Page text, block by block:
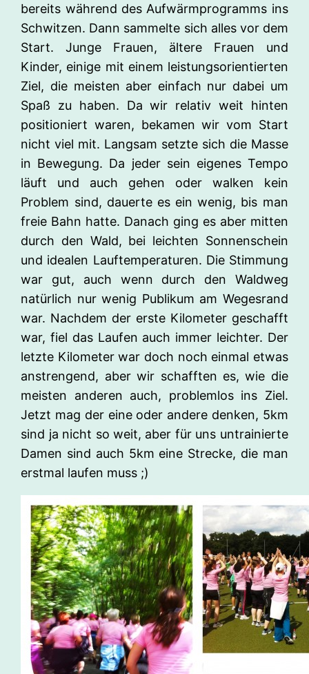
bereits während des Aufwärmprogramms ins
Schwitzen. Dann sammelte sich alles vor dem
Start. Junge Frauen, ältere Frauen und
Kinder, einige mit einem leistungsorientierten
Ziel, die meisten aber einfach nur dabei um
Spaß zu haben. Da wir relativ weit hinten
positioniert waren, bekamen wir vom Start
nicht viel mit. Langsam setzte sich die Masse
in Bewegung. Da jeder sein eigenes Tempo
läuft und auch gehen oder walken kein
Problem sind, dauerte es ein wenig, bis man
freie Bahn hatte. Danach ging es aber mitten
durch den Wald, bei leichten Sonnenschein
und idealen Lauftemperaturen. Die Stimmung
war gut, auch wenn durch den Waldweg
natürlich nur wenig Publikum am Wegesrand
war. Nachdem der erste Kilometer geschafft
war, fiel das Laufen auch immer leichter. Der
letzte Kilometer war doch noch einmal etwas
anstrengend, aber wir schafften es, wie die
meisten anderen auch, problemlos ins Ziel.
Jetzt mag der eine oder andere denken, 5km
sind ja nicht so weit, aber für uns untrainierte
Damen sind auch 5km eine Strecke, die man
erstmal laufen muss ;)